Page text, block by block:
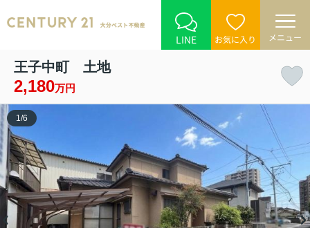
LINE お気に入り メニュー
王子中町 土地
2,180万円
1 /6